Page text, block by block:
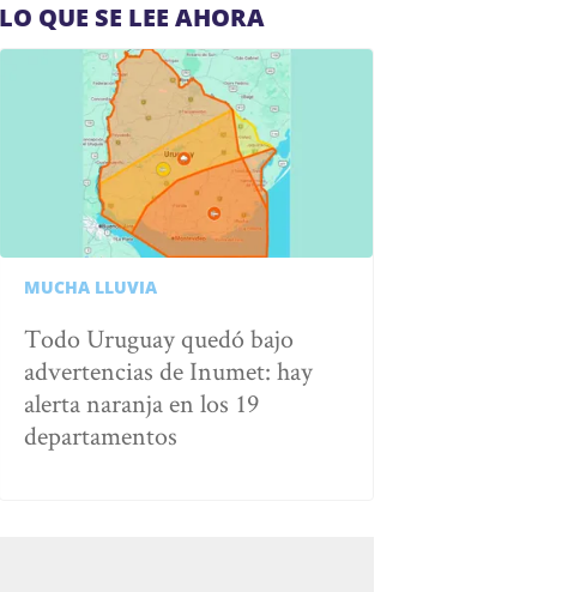
LO QUE SE LEE AHORA
MUCHA LLUVIA
Todo Uruguay quedó bajo
advertencias de Inumet: hay
alerta naranja en los 19
departamentos